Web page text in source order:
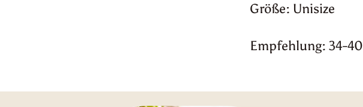
Größe: Unisize
Empfehlung: 34-40